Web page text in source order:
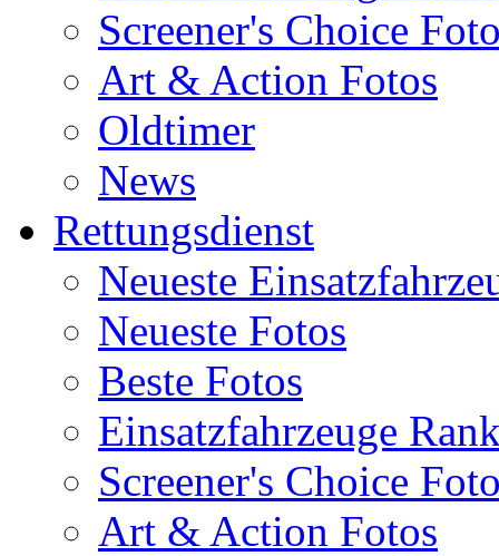
Screener's Choice
Art & Action Fotos
Oldtimer
News
Rettungsdienst
Neueste
Neueste Fotos
Beste Fotos
Einsatzfahrzeuge
Screener's Choice
Art & Action Fotos